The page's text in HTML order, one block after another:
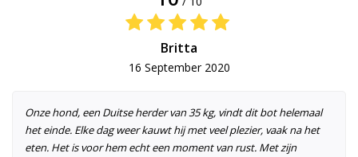
Britta
16 September 2020
Onze hond, een Duitse herder van 35 kg, vindt dit bot helemaal
het einde. Elke dag weer kauwt hij met veel plezier, vaak na het
eten. Het is voor hem echt een moment van rust. Met zijn